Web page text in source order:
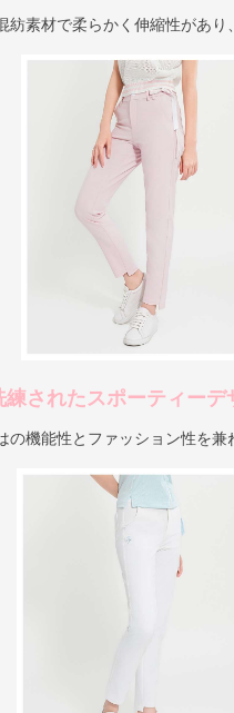
紡素材で柔らかく伸縮性があり
練されたスポーティーデ
の機能性とファッション性を兼